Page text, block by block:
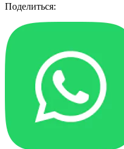
Поделиться: